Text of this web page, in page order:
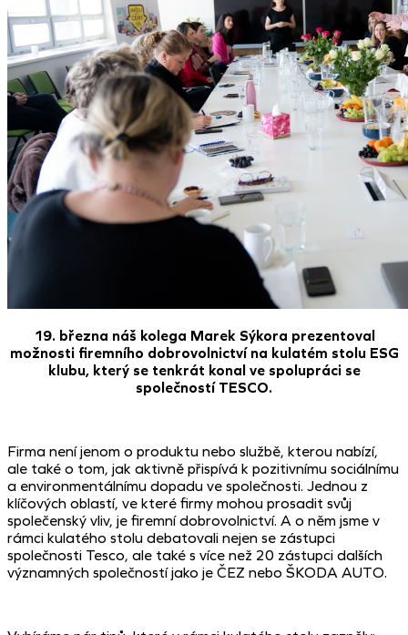
19. března náš kolega Marek Sýkora prezentoval
možnosti firemního dobrovolnictví na kulatém stolu ESG
klubu, který se tenkrát konal ve spolupráci se
společností TESCO.
Firma není jenom o produktu nebo službě, kterou nabízí,
ale také o tom, jak aktivně přispívá k pozitivnímu sociálnímu
a environmentálnímu dopadu ve společnosti. Jednou z
klíčových oblastí, ve které firmy mohou prosadit svůj
společenský vliv, je firemní dobrovolnictví. A o něm jsme v
rámci kulatého stolu debatovali nejen se zástupci
společnosti Tesco, ale také s více než 20 zástupci dalších
významných společností jako je ČEZ nebo ŠKODA AUTO.